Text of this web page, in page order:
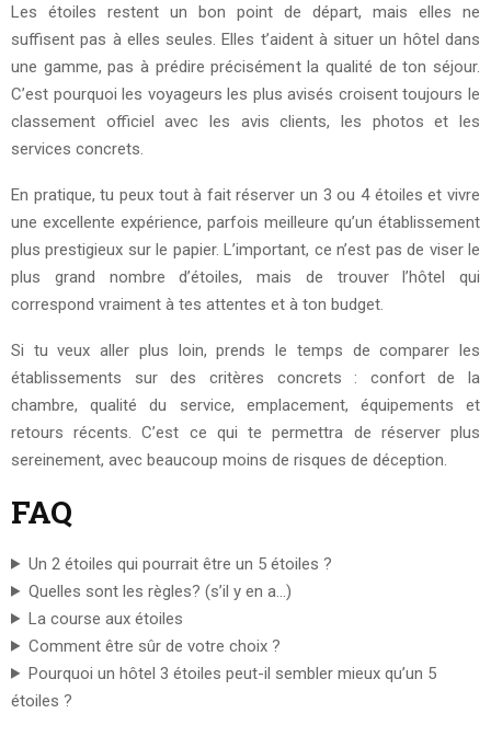
Les étoiles restent un bon point de départ, mais elles ne
suffisent pas à elles seules. Elles t’aident à situer un hôtel dans
une gamme, pas à prédire précisément la qualité de ton séjour.
C’est pourquoi les voyageurs les plus avisés croisent toujours le
classement officiel avec les avis clients, les photos et les
services concrets.
En pratique, tu peux tout à fait réserver un 3 ou 4 étoiles et vivre
une excellente expérience, parfois meilleure qu’un établissement
plus prestigieux sur le papier. L’important, ce n’est pas de viser le
plus grand nombre d’étoiles, mais de trouver l’hôtel qui
correspond vraiment à tes attentes et à ton budget.
Si tu veux aller plus loin, prends le temps de comparer les
établissements sur des critères concrets : confort de la
chambre, qualité du service, emplacement, équipements et
retours récents. C’est ce qui te permettra de réserver plus
sereinement, avec beaucoup moins de risques de déception.
FAQ
Un 2 étoiles qui pourrait être un 5 étoiles ?
Quelles sont les règles? (s’il y en a…)
La course aux étoiles
Comment être sûr de votre choix ?
Pourquoi un hôtel 3 étoiles peut-il sembler mieux qu’un 5
étoiles ?